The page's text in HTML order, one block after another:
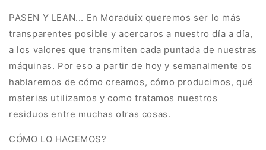
PASEN Y LEAN... En Moraduix queremos ser lo más
transparentes posible y acercaros a nuestro día a día,
a los valores que transmiten cada puntada de nuestras
máquinas. Por eso a partir de hoy y semanalmente os
hablaremos de cómo creamos, cómo producimos, qué
materias utilizamos y como tratamos nuestros
residuos entre muchas otras cosas.
CÓMO LO HACEMOS?